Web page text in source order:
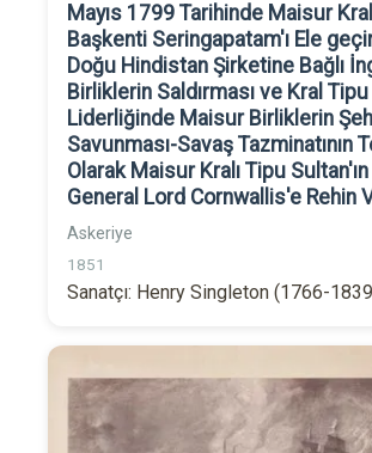
Mayıs 1799 Tarihinde Maisur
Başkenti Seringapatam'ı Ele
Doğu Hindistan Şirketine Bağlı
Birliklerin Saldırması ve Kral Tipu
Liderliğinde Maisur Birliklerin
Savunması-Savaş Tazminatının
Olarak Maisur Kralı Tipu
General Lord Cornwallis'e Rehin
Askeriye
1851
Sanatçı: Henry Singleton (1766-